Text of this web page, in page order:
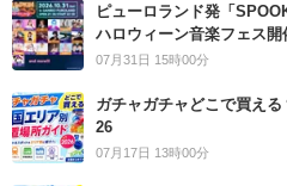
ピューロランド発「
ハロウィーン音楽フェス開
07月31日 15時00分
ガチャガチャどこで買え
26
07月17日 13時00分